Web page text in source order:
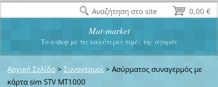
Mat-market
Το e-shop με τις καλύτερες τιμές της αγοράς
Αρχική Σελίδα > Συναγερμοί > Ασύρματος συναγερμός με
κάρτα sim STV MT1000
0,00 €
Αναζήτηση στο site